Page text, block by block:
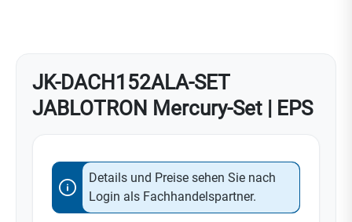
JK-DACH152ALA-SET
JABLOTRON Mercury-Set | EPS
Details und Preise sehen Sie nach
Login als Fachhandelspartner.